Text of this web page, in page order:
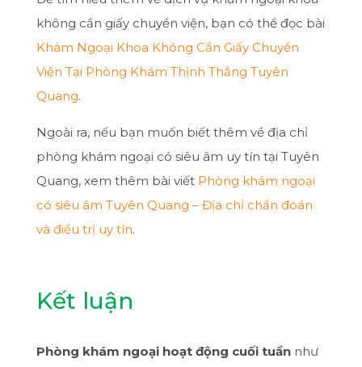
không cần giấy chuyển viện, bạn có thể đọc bài
Khám Ngoại Khoa Không Cần Giấy Chuyển
Viện Tại Phòng Khám Thịnh Thắng Tuyên
Quang.
Ngoài ra, nếu bạn muốn biết thêm về địa chỉ
phòng khám ngoại có siêu âm uy tín tại Tuyên
Quang, xem thêm bài viết Phòng khám ngoại
có siêu âm Tuyên Quang – Địa chỉ chẩn đoán
và điều trị uy tín.
Kết luận
Phòng khám ngoại hoạt động cuối tuầnnhư